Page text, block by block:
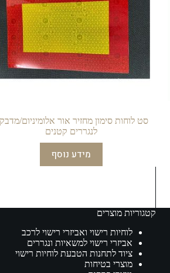
סט לוחות סימון מחזיר אור אלומיניום/
לנגררים קטנים
מידע נוסף
קטגוריות מוצרים
לוחיות רישוי ואביזרי רישוי לרכב
אביזרי רישוי למשאיות ונגררים
ציוד לתחנות הטבעת לוחיות רישוי
מוצרי בטיחות